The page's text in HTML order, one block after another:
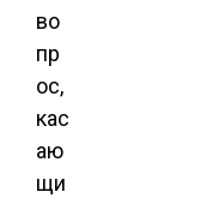
во
пр
ос,
кас
аю
щи